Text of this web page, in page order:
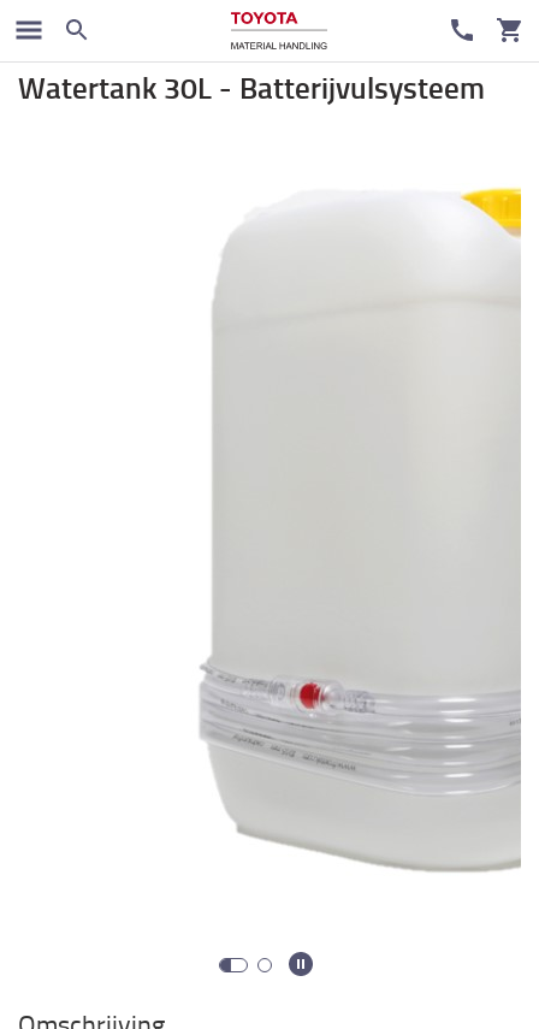
Batterij en Electronica
Watertank 30L - Batterijvulsysteem